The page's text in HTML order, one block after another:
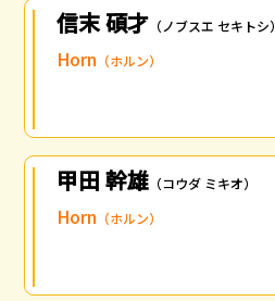
信末 碩才 （ノブスエ セキトシ）
Horn （ホルン）
甲田 幹雄 （コウダ ミキオ）
Horn （ホルン）